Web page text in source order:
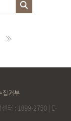
집거부
터 : 1899-2750 | E-